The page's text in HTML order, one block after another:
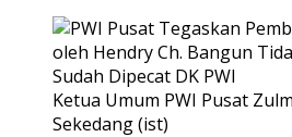
Ketua Umum PWI Pusat
Sekedang (ist)